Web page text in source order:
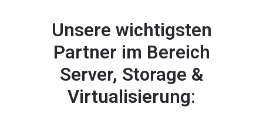
Unsere wichtigsten
Partner im Bereich
Server, Storage &
Virtualisierung: